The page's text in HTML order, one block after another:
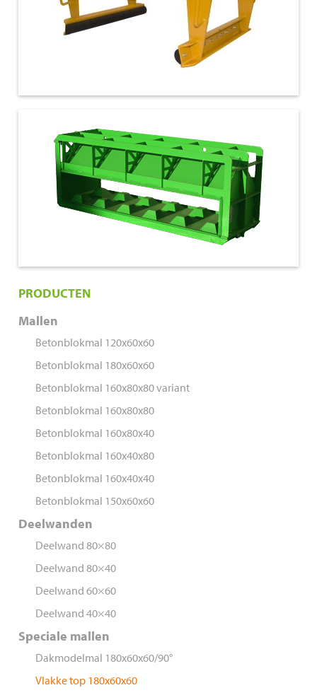
€ 1.750,00
180x60x60
PRODUCTEN
Mallen
Betonblokmal 120x60x60
Betonblokmal 180x60x60
Betonblokmal 160x80x80 variant
Betonblokmal 160x80x80
Betonblokmal 160x80x40
Betonblokmal 160x40x80
Betonblokmal 160x40x40
Betonblokmal 150x60x60
Deelwanden
Deelwand 80×80
Deelwand 80×40
Deelwand 60×60
Deelwand 40×40
Speciale mallen
Dakmodelmal 180x60x60/90°
Vlakke top 180x60x60